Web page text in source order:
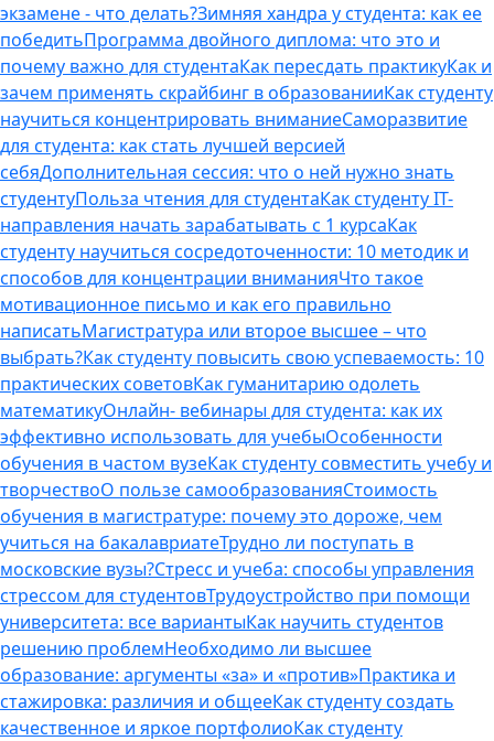
экзамене - что делать?Зимняя хандра у студента: как ее
победитьПрограмма двойного диплома: что это и
почему важно для студентаКак пересдать практикуКак и
зачем применять скрайбинг в образованииКак студенту
научиться концентрировать вниманиеСаморазвитие
для студента: как стать лучшей версией
себяДополнительная сессия: что о ней нужно знать
студентуПольза чтения для студентаКак студенту IT-
направления начать зарабатывать с 1 курсаКак
студенту научиться сосредоточенности: 10 методик и
способов для концентрации вниманияЧто такое
мотивационное письмо и как его правильно
написатьМагистратура или второе высшее – что
выбрать?Как студенту повысить свою успеваемость: 10
практических советовКак гуманитарию одолеть
математикуОнлайн- вебинары для студента: как их
эффективно использовать для учебыОсобенности
обучения в частом вузеКак студенту совместить учебу и
творчествоО пользе самообразованияСтоимость
обучения в магистратуре: почему это дороже, чем
учиться на бакалавриатеТрудно ли поступать в
московские вузы?Стресс и учеба: способы управления
стрессом для студентовТрудоустройство при помощи
университета: все вариантыКак научить студентов
решению проблемНеобходимо ли высшее
образование: аргументы «за» и «против»Практика и
стажировка: различия и общееКак студенту создать
качественное и яркое портфолиоКак студенту